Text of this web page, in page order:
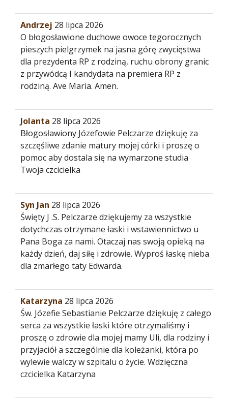
Andrzej 28 lipca 2026
O błogosławione duchowe owoce tegorocznych
pieszych pielgrzymek na jasna górę zwycięstwa
dla prezydenta RP z rodziną, ruchu obrony granic
z przywódcą I kandydata na premiera RP z
rodziną. Ave Maria. Amen.
Jolanta 28 lipca 2026
Błogosławiony Józefowie Pelczarze dziękuję za
szczęśliwe zdanie matury mojej córki i proszę o
pomoc aby dostala się na wymarzone studia
Twoja czcicielka
Syn Jan 28 lipca 2026
Święty J .S. Pelczarze dziękujemy za wszystkie
dotychczas otrzymane łaski i wstawiennictwo u
Pana Boga za nami. Otaczaj nas swoją opieką na
każdy dzień, daj siłę i zdrowie. Wyproś łaskę nieba
dla zmarłego taty Edwarda.
Katarzyna 28 lipca 2026
Św. Józefie Sebastianie Pelczarze dziękuję z całego
serca za wszystkie łaski które otrzymaliśmy i
proszę o zdrowie dla mojej mamy Uli, dla rodziny i
przyjaciół a szczególnie dla koleżanki, która po
wylewie walczy w szpitalu o życie. Wdzięczna
czcicielka Katarzyna